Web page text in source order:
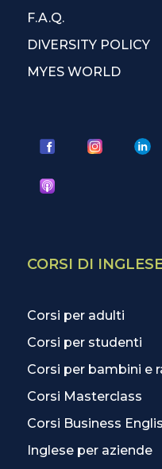
F.A.Q.
DIVERSITY POLICY
MYES WORLD
CORSI DI
Corsi per adulti
Corsi per studenti
Corsi per bambini e
Corsi Masterclass
Corsi Business
Inglese per aziende